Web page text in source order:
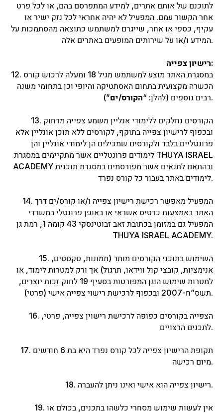
לתוכנם של אותם אתרים, למידע המתפרסם בהם, או לכל פרט
אחר הקשור עמם. המפעיל לא יהיה אחראי לכל נזק ישיר או
עקיף, כספי או אחר, שייגרם למשתמש כתוצאה מהסתמכות על
המידע ו/או על שירותים המופעים באתרים אלה.
רישיון צפייה:
12. במסגרת האתר מוצע למשתמש מגיל 18 ומעלה לרכוש קורס
הכשרה מקצועית בתחום האסתטיקה והיופי וכן בתחומי משנה
רבים נוספים (להלן: “הקורס/ים ”).
13. הקורסים נחלקים ללימודי אנליין משמע צפייה מרחוק
ובכפוף לרישיון צפייה בתוקף, לקורסים ללא תוכן אונליין אלא
פרונטליים בלבד ולקורסים שמכילים הן לימודי אונליין והן
לימודים פרונטליים אשר מתקיימים במסגרת THUYA ISRAEL
ACADEMY ובהתאם לתנאים אשר מפורסמים במסגרת תוכנית
לימודים באתר בעבור כל קורס נפרד.
14. המפעיל מאפשר רכישת רישיון צפייה ו/או קורס/ים דרך
האתר באמצעות כרטיס אשראי או באופן פרונטלי במשרדי
המפעיל גם במזומן בכתובת זאב זבוטינסקי 43 קומה 1, רמת גן
THUYA ISRAEL ACADEMY.
15. השימוש בתוכני הקורסים מותר (תמונות, טקסטים,
אנימציות, קובצי קול ווידאו, תרגול) אך ורק למטרות לימוד, או
למטרות שימוש הוגן המפורטות בסעיף 19 לחוק זכות יוצרים,
תשס”ח-2007 ובכפוף לרכישת רישוי צפייה אישי (פרטי).
16. הצפייה בקורסים כפופה לרכישת רישוין צפייה, פרטי,
לתכנים הרצויים.
17. תקופת הרישיון צפייה לכל קורס נפרד היא בת 6 חודשים
מיום רכישה.
18. רישיון צפייה הוא אישי ואינו ניתן להעברה.
19. אין לעשות שימוש מסחרי כלשהו בתכנים, בכולם או